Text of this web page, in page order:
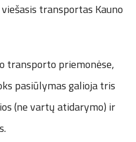
transportas Kauno
transporto priemonėse,
pasiūlymas galioja tris
(ne vartų atidarymo) ir